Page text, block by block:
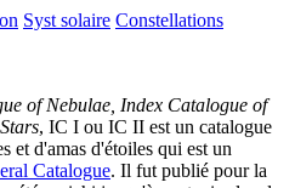
Syst solaire Constellations
of Nebulae, Index Catalogue of
, IC I ou IC II est un catalogue
et d'amas d'étoiles qui est un
Catalogue. Il fut publié pour la